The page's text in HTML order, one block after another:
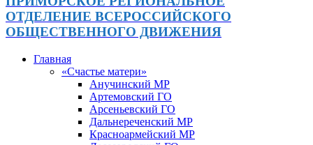
ОТДЕЛЕНИЕ ВСЕРОССИЙСКОГО
ОБЩЕСТВЕННОГО ДВИЖЕНИЯ
Главная
«Счастье матери»
Анучинский МР
Артемовский ГО
Арсеньевский ГО
Дальнереченский МР
Красноармейский МР